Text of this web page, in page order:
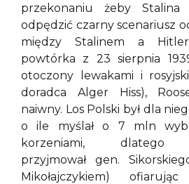
przekonaniu żeby
odpędzić czarny scenariusz
między Stalinem a
powtórka z 23 sierpnia
otoczony lewakami i
doradca Alger Hiss),
naiwny. Los Polski był dla
o ile myślał o 7 mln
korzeniami, dlatego
przyjmował gen.
Mikołajczykiem)